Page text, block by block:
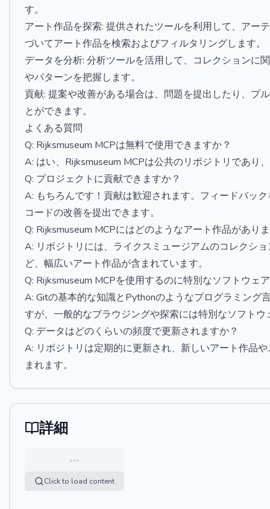
す。
アート作品を探索: 提供されたツールを利用して、アー
づいてアート作品を検索およびフィルタリングします。
データを分析: 分析ツールを活用して、コレクションに
やパターンを把握します。
貢献: 提案や改善がある場合は、問題を提出したり、プ
とができます。
よくある質問
Q: Rijksmuseum MCPは無料で使用できますか？
A: はい、Rijksmuseum MCPは公共のリポジトリであり
Q: プロジェクトに貢献できますか？
A: もちろんです！貢献は歓迎されます。フィードバッ
コードの改善を提出できます。
Q: Rijksmuseum MCPにはどのようなアート作品があり
A: リポジトリには、ライクスミュージアムのコレクシ
ど、幅広いアート作品が含まれています。
Q: Rijksmuseum MCPを使用するのに特別なソフトウェ
A: Gitの基本的な知識とPythonのようなプログラミング
すが、一般的なブラウジングや探索には特別なソフト
Q: データはどのくらいの頻度で更新されますか？
A: リポジトリは定期的に更新され、新しいアート作品
まれます。
詳細
…
Click to load content